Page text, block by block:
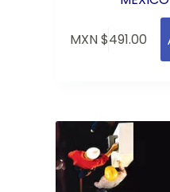
MXN $491.00